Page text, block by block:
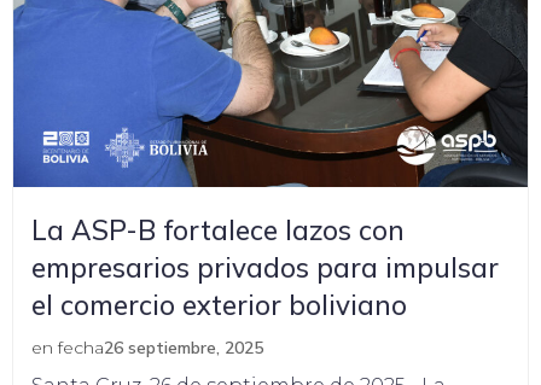
La ASP-B fortalece lazos con
empresarios privados para impulsar
el comercio exterior boliviano
en fecha26 septiembre, 2025